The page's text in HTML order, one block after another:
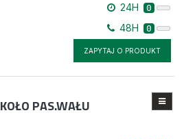
24H 0
48H 0
ZAPYTAJ O PRODUKT
KOŁO PAS.WAŁU